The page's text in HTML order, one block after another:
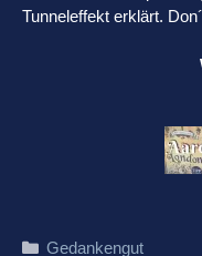
Tunneleffekt erklärt.
Kategorien
Gedankengut